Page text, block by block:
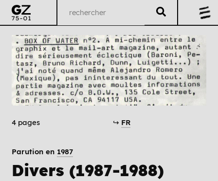
4 pages ↪ FR
Parution en 1987
Divers (1987-1988)